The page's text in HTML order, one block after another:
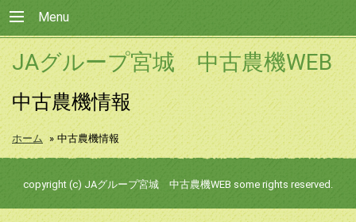
Menu
JAグループ宮城 中古農機WEB
中古農機情報
ホーム » 中古農機情報
copyright (c) JAグループ宮城 中古農機WEB some rights reserved.